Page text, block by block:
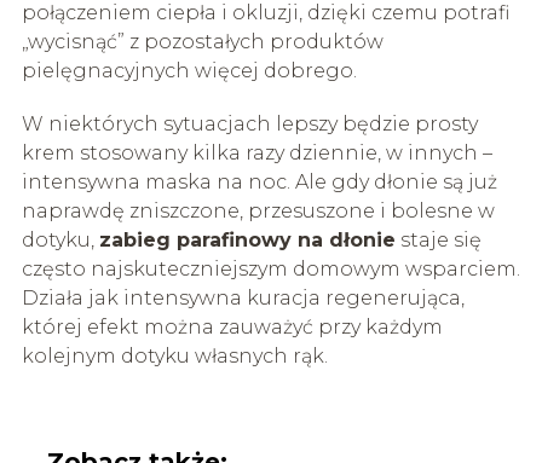
połączeniem ciepła i okluzji, dzięki czemu potrafi
„wycisnąć” z pozostałych produktów
pielęgnacyjnych więcej dobrego.
W niektórych sytuacjach lepszy będzie prosty
krem stosowany kilka razy dziennie, w innych –
intensywna maska na noc. Ale gdy dłonie są już
naprawdę zniszczone, przesuszone i bolesne w
dotyku, zabieg parafinowy na dłonie staje się
często najskuteczniejszym domowym wsparciem.
Działa jak intensywna kuracja regenerująca,
której efekt można zauważyć przy każdym
kolejnym dotyku własnych rąk.